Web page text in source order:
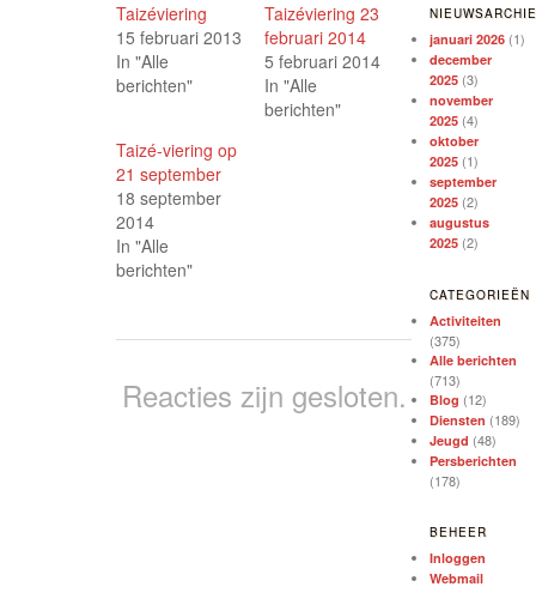
venster
geopend)geopend)
venster
geopend)
Taizéviering
15 februari 2013
In "Alle
berichten"
Taizéviering 23
februari 2014
5 februari 2014
In "Alle
berichten"
Taizé-viering op
21 september
18 september
2014
In "Alle
berichten"
Reacties zijn gesloten.
januari 2026 (1)
december
2025 (3)
november
2025 (4)
oktober
2025 (1)
september
2025 (2)
augustus
2025 (2)
CATEGORIEËN
Activiteiten
(375)
Alle berichten
(713)
Blog (12)
Diensten (189)
Jeugd (48)
Persberichten
(178)
BEHEER
Inloggen
Webmail